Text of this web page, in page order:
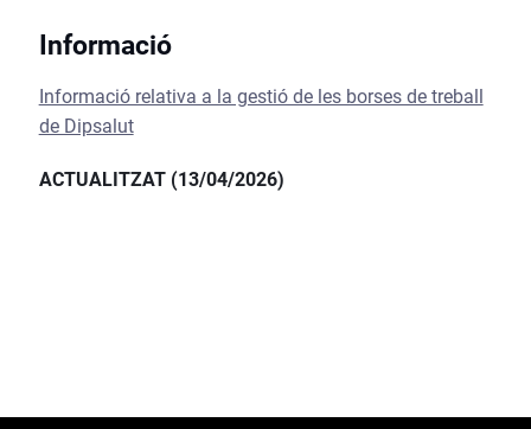
Informació
Informació relativa a la gestió de les borses de treball
de Dipsalut
ACTUALITZAT (13/04/2026)